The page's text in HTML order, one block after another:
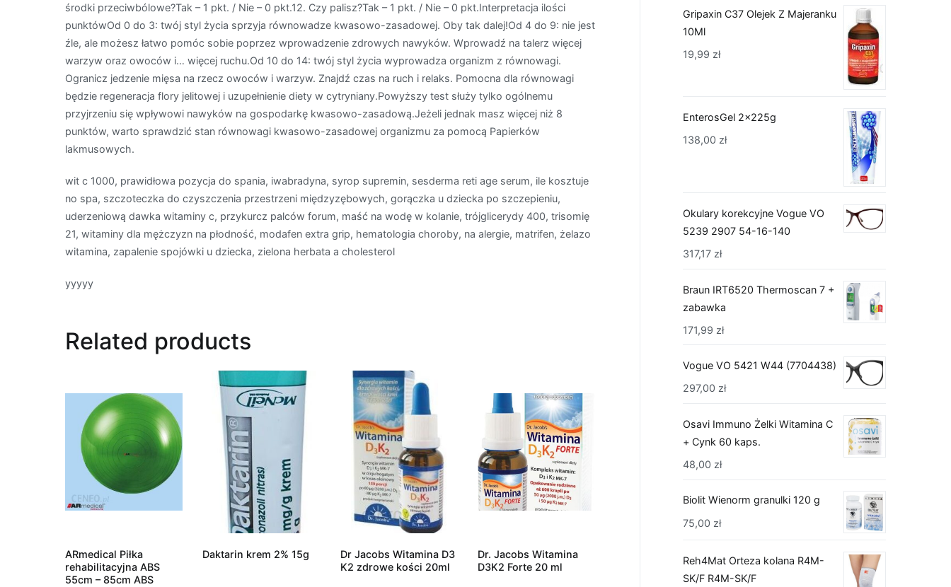
środki przeciwbólowe?Tak – 1 pkt. / Nie – 0 pkt.12. Czy palisz?Tak – 1 pkt. / Nie – 0 pkt.Interpretacja ilości
punktówOd 0 do 3: twój styl życia sprzyja równowadze kwasowo-zasadowej. Oby tak dalej!Od 4 do 9: nie jest
źle, ale możesz łatwo pomóc sobie poprzez wprowadzenie zdrowych nawyków. Wprowadź na talerz więcej
warzyw oraz owoców i… więcej ruchu.Od 10 do 14: twój styl życia wyprowadza organizm z równowagi.
Ogranicz jedzenie mięsa na rzecz owoców i warzyw. Znajdź czas na ruch i relaks. Pomocna dla równowagi
będzie regeneracja flory jelitowej i uzupełnienie diety w cytryniany.Powyższy test służy tylko ogólnemu
przyjrzeniu się wpływowi nawyków na gospodarkę kwasowo-zasadową.Jeżeli jednak masz więcej niż 8
punktów, warto sprawdzić stan równowagi kwasowo-zasadowej organizmu za pomocą Papierków
lakmusowych.
wit c 1000, prawidłowa pozycja do spania, iwabradyna, syrop supremin, sesderma reti age serum, ile kosztuje
no spa, szczoteczka do czyszczenia przestrzeni międzyzębowych, gorączka u dziecka po szczepieniu,
uderzeniową dawka witaminy c, przykurcz palców forum, maść na wodę w kolanie, trójglicerydy 400, trisomię
21, witaminy dla mężczyzn na płodność, modafen extra grip, hematologia choroby, na alergie, matrifen, żelazo
witamina, zapalenie spojówki u dziecka, zielona herbata a cholesterol
yyyyy
Related products
ARmedical Piłka
rehabilitacyjna ABS
55cm – 85cm ABS
Daktarin krem 2% 15g
Dr Jacobs Witamina D3
K2 zdrowe kości 20ml
Dr. Jacobs Witamina
D3K2 Forte 20 ml
Gripaxin C37 Olejek Z Majeranku
10Ml
19,99 zł
EnterosGel 2x225g
138,00 zł
Okulary korekcyjne Vogue VO
5239 2907 54-16-140
317,17 zł
Braun IRT6520 Thermoscan 7 +
zabawka
171,99 zł
Vogue VO 5421 W44 (7704438)
297,00 zł
Osavi Immuno Żelki Witamina C
+ Cynk 60 kaps.
48,00 zł
Biolit Wienorm granulki 120 g
75,00 zł
Reh4Mat Orteza kolana R4M-
SK/F R4M-SK/F